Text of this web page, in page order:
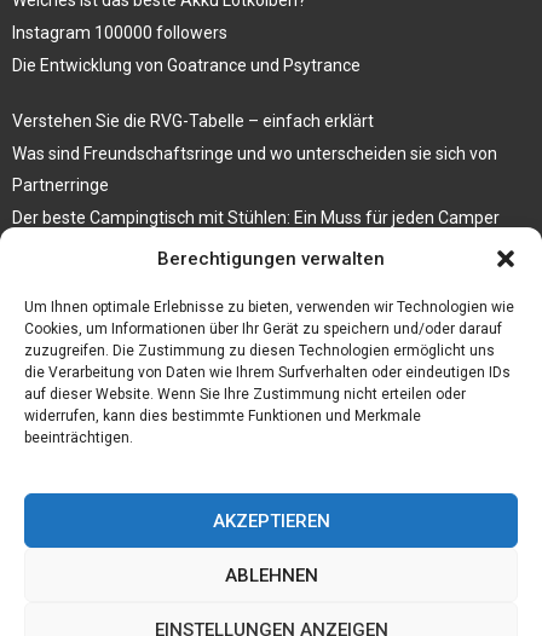
Berechtigungen verwalten
Um Ihnen optimale Erlebnisse zu bieten, verwenden wir Technologien wie
Cookies, um Informationen über Ihr Gerät zu speichern und/oder darauf
zuzugreifen. Die Zustimmung zu diesen Technologien ermöglicht uns
die Verarbeitung von Daten wie Ihrem Surfverhalten oder eindeutigen IDs
auf dieser Website. Wenn Sie Ihre Zustimmung nicht erteilen oder
widerrufen, kann dies bestimmte Funktionen und Merkmale
beeinträchtigen.
AKZEPTIEREN
ABLEHNEN
EINSTELLUNGEN ANZEIGEN
Instagram 100000 followers
Die Entwicklung von Goatrance und Psytrance
Verstehen Sie die RVG-Tabelle – einfach erklärt
Was sind Freundschaftsringe und wo unterscheiden sie sich von
Partnerringe
Der beste Campingtisch mit Stühlen: Ein Muss für jeden Camper
Die Küche als Platz der Gemeinschaft
Elektrokamin Bestseller – die besten Stücke für Ihr Zuhause